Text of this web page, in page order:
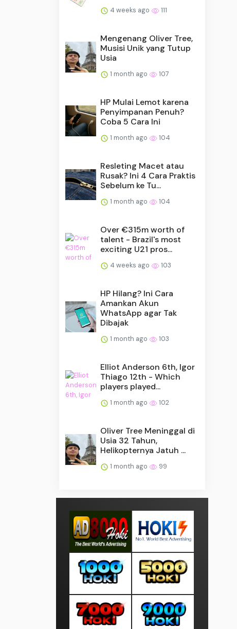
4 weeks ago 111
Mengenang Oliver Tree,
Musisi Unik yang Tutup
Usia
1 month ago 107
HP Mulai Lemot karena
Penyimpanan Penuh?
Coba 5 Cara Ini
1 month ago 104
Resleting Macet atau
Rusak? Ini 4 Cara Praktis
Sebelum ke Tu...
1 month ago 104
Over €315m worth of
talent - Brazil's most
exciting U21 pros...
4 weeks ago 103
HP Hilang? Ini Cara
Amankan Akun
WhatsApp agar Tak
Dibajak
1 month ago 103
Elliot Anderson 6th, Igor
Thiago 12th - Which
players played...
1 month ago 102
Oliver Tree Meninggal di
Usia 32 Tahun,
Helikopternya Jatuh ...
1 month ago 99